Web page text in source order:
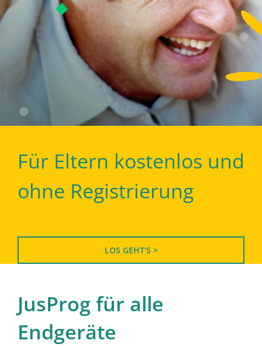
Für Eltern kostenlos und
ohne Registrierung
LOS GEHT’S >
JusProg für alle
Endgeräte